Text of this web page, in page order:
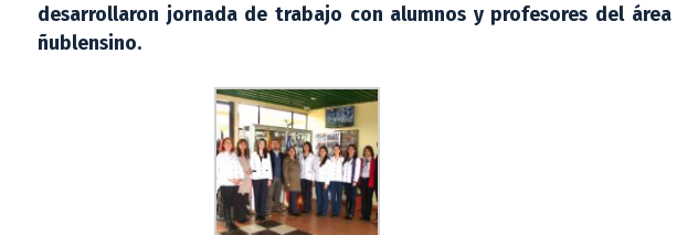
desarrollaron jornada de trabajo con alumnos y profesores del
ñublensino.